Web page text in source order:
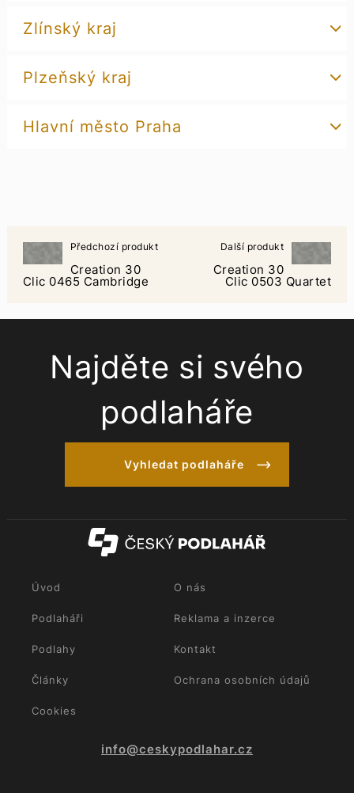
Zlínský kraj
Plzeňský kraj
Hlavní město Praha
Předchozí produkt
Creation 30
Clic 0465 Cambridge
Další produkt
Creation 30
Clic 0503 Quartet
Najděte si svého
podlaháře
Vyhledat podlaháře
Úvod O nás
Podlaháři Reklama a inzerce
Podlahy Kontakt
Články Ochrana osobních údajů
Cookies
info@ceskypodlahar.cz